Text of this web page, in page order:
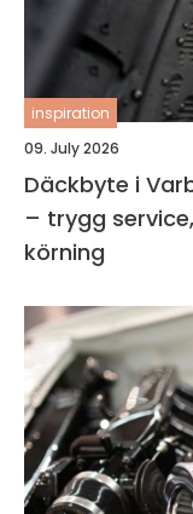
inspiration
09. July 2026
Däckbyte i
– trygg
körning